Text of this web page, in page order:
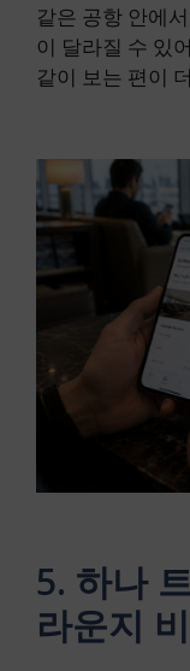
같은 공항 안에
이 달라질 수 있
같이 보는 편이
5. 하나
라운지